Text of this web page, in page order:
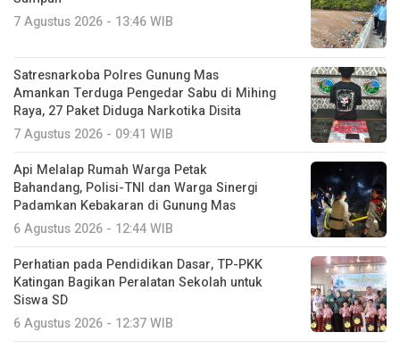
7 Agustus 2026 - 13:46 WIB
Satresnarkoba Polres Gunung Mas
Amankan Terduga Pengedar Sabu di Mihing
Raya, 27 Paket Diduga Narkotika Disita
7 Agustus 2026 - 09:41 WIB
Api Melalap Rumah Warga Petak
Bahandang, Polisi-TNI dan Warga Sinergi
Padamkan Kebakaran di Gunung Mas
6 Agustus 2026 - 12:44 WIB
Perhatian pada Pendidikan Dasar, TP-PKK
Katingan Bagikan Peralatan Sekolah untuk
Siswa SD
6 Agustus 2026 - 12:37 WIB